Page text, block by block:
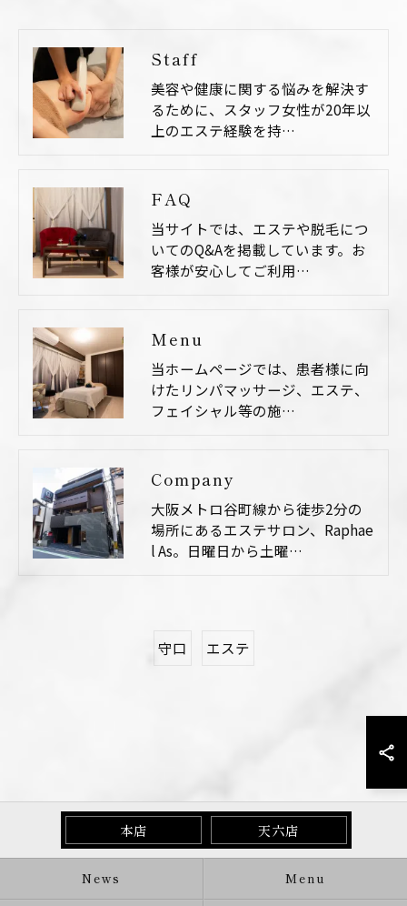
Staff
美容や健康に関する悩みを解決す
るために、スタッフ女性が20年以
上のエステ経験を持…
FAQ
当サイトでは、エステや脱毛につ
いてのQ&Aを掲載しています。お
客様が安心してご利用…
Menu
当ホームページでは、患者様に向
けたリンパマッサージ、エステ、
フェイシャル等の施…
Company
大阪メトロ谷町線から徒歩2分の
場所にあるエステサロン、Raphae
l As。日曜日から土曜…
守口 エステ
本店 天六店
News Menu